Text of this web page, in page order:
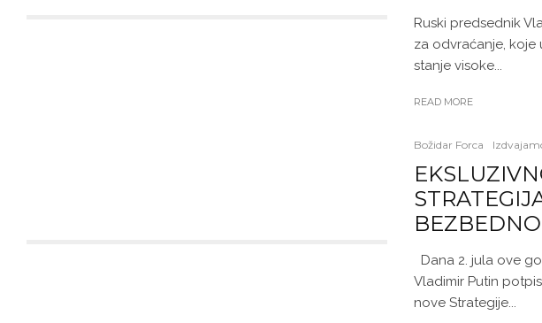
Ruski predsednik
za odvraćanje, koje
stanje visoke...
READ MORE
Božidar Forca
Dana 2. jula ove
Vladimir Putin
nove Strategije...